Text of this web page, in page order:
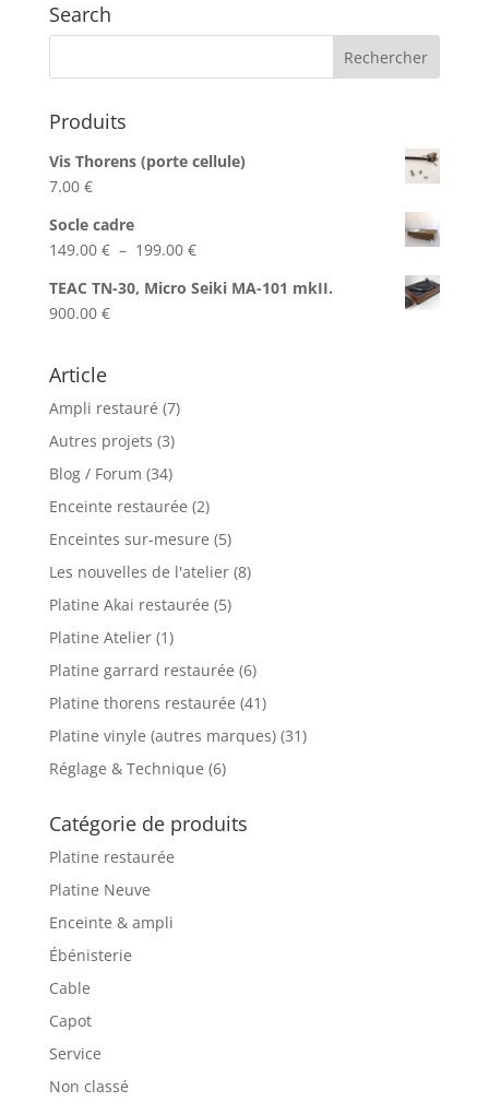
Search
Produits
Vis Thorens (porte cellule)
7.00 €
Socle cadre
149.00 € – 199.00 €Plage
prix :
TEAC TN-30, Micro Seiki MA-101 mkII.
900.00 €
Article
Ampli restauré (7)
Autres projets (3)
Blog / Forum (34)
Enceinte restaurée (2)
Enceintes sur-mesure (5)
Les nouvelles de l'atelier(8)
Platine Akai restaurée (5)
Platine Atelier(1)
Platine garrard restaurée (6)
Platine thorens restaurée (41)
Platine vinyle (autres marques)(31)
Réglage & Technique (6)
Catégorie de produits
Platine restaurée
Platine Neuve
Enceinte & ampli
Ébénisterie
Cable
Capot
Service
Non classé